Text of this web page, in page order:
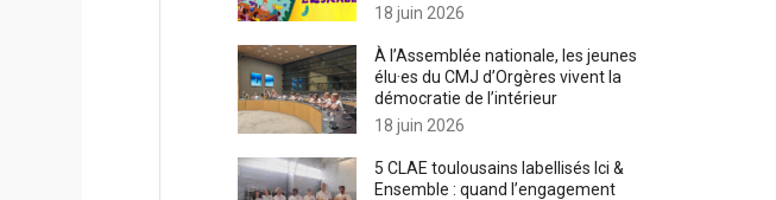
18 juin 2026
À l’Assemblée nationale, les jeunes
élu·es du CMJ d’Orgères vivent la
démocratie de l’intérieur
18 juin 2026
5 CLAE toulousains labellisés Ici &
Ensemble : quand l’engagement